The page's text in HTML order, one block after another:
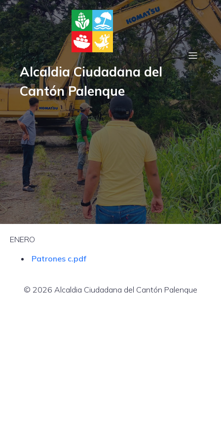
Alcaldia Ciudadana del
Cantón Palenque
Gorbierno Autónomo
Descentralizado del Cantón
Palenque
ENERO
Patrones c.pdf
© 2026 Alcaldia Ciudadana del Cantón Palenque